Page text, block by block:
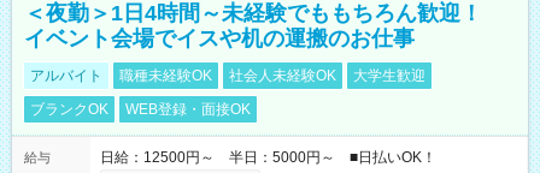
＜夜勤＞1日4時間～未経験でももちろん歓迎！
イベント会場でイスや机の運搬のお仕事
アルバイト 職種未経験OK 社会人未経験OK
大学生歓迎
ブランクOK
WEB登録・面接OK
給与
日給：12500円～ 半日：5000円～ ■日払いOK！